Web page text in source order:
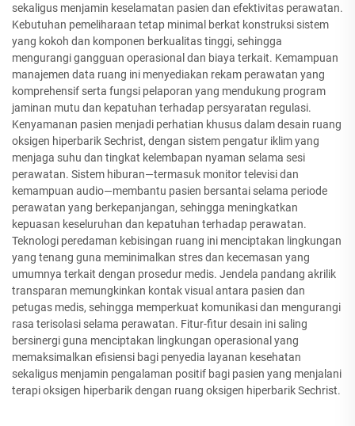
sekaligus menjamin keselamatan pasien dan efektivitas perawatan.
Kebutuhan pemeliharaan tetap minimal berkat konstruksi sistem
yang kokoh dan komponen berkualitas tinggi, sehingga
mengurangi gangguan operasional dan biaya terkait. Kemampuan
manajemen data ruang ini menyediakan rekam perawatan yang
komprehensif serta fungsi pelaporan yang mendukung program
jaminan mutu dan kepatuhan terhadap persyaratan regulasi.
Kenyamanan pasien menjadi perhatian khusus dalam desain ruang
oksigen hiperbarik Sechrist, dengan sistem pengatur iklim yang
menjaga suhu dan tingkat kelembapan nyaman selama sesi
perawatan. Sistem hiburan—termasuk monitor televisi dan
kemampuan audio—membantu pasien bersantai selama periode
perawatan yang berkepanjangan, sehingga meningkatkan
kepuasan keseluruhan dan kepatuhan terhadap perawatan.
Teknologi peredaman kebisingan ruang ini menciptakan lingkungan
yang tenang guna meminimalkan stres dan kecemasan yang
umumnya terkait dengan prosedur medis. Jendela pandang akrilik
transparan memungkinkan kontak visual antara pasien dan
petugas medis, sehingga memperkuat komunikasi dan mengurangi
rasa terisolasi selama perawatan. Fitur-fitur desain ini saling
bersinergi guna menciptakan lingkungan operasional yang
memaksimalkan efisiensi bagi penyedia layanan kesehatan
sekaligus menjamin pengalaman positif bagi pasien yang menjalani
terapi oksigen hiperbarik dengan ruang oksigen hiperbarik Sechrist.